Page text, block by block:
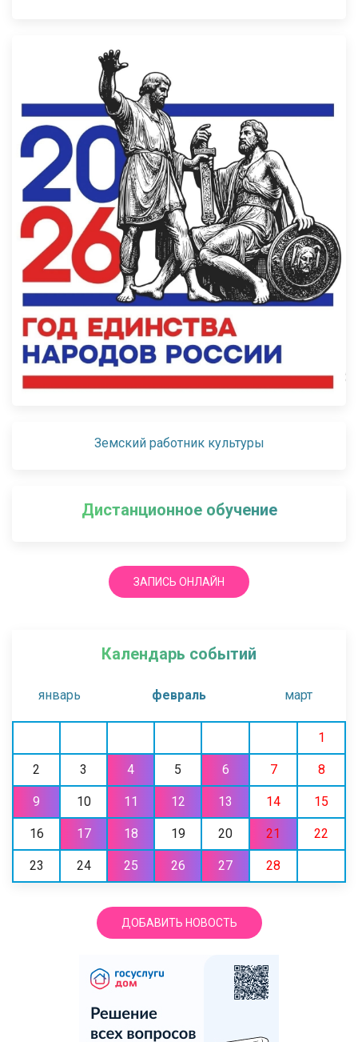
Земский работник культуры
Дистанционное обучение
ЗАПИСЬ ОНЛАЙН
Календарь событий
январь февраль март
1
2 3 4 5 6 7 8
9 10 11 12 13 14 15
16 17 18 19 20 21 22
23 24 25 26 27 28
ДОБАВИТЬ НОВОСТЬ